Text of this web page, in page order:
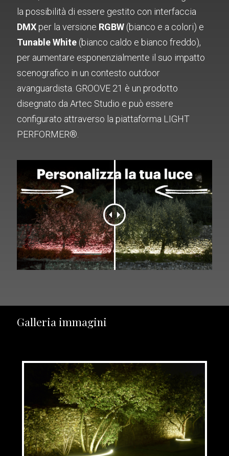
la possibilità di essere gestito con interfaccia
DMX per la versione RGBW (bianco e a colori) e
Tunable White (bianco caldo e bianco freddo),
per aumentare esponenzialmente il suo impatto
scenografico in un contesto outdoor
avanguardista. GROOVE 21 è un prodotto
disegnato da Artec Studio e può essere
configurato attraverso la piattaforma LIGHT
PERFORMER®.
Galleria immagini